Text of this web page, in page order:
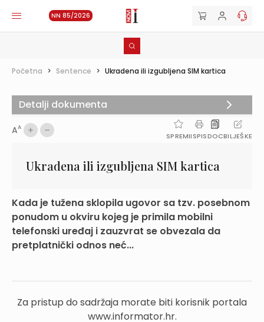
NN 85/2026
Početna > Sentence > Ukradena ili izgubljena SIM kartica
AA
SPREMIISPISDOCBILJEŠKE
Ukradena ili izgubljena SIM kartica
Kada je tužena sklopila ugovor sa tzv. posebnom
ponudom u okviru kojeg je primila mobilni
telefonski uređaj i zauzvrat se obvezala da
pretplatnički odnos neć...
Za pristup do sadržaja morate biti korisnik portala
www.informator.hr.
Detalji dokumenta